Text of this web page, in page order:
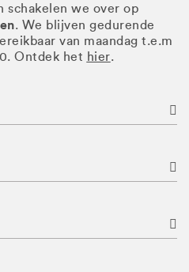
schakelen we over op
. We blijven gedurende
van maandag t.e.m
Ontdek het hier.